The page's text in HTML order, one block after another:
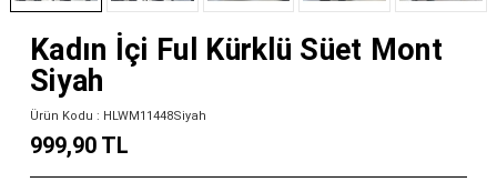
Kadın İçi Ful Kürklü Süet Mont
Siyah
Ürün Kodu : HLWM11448Siyah
999,90 TL